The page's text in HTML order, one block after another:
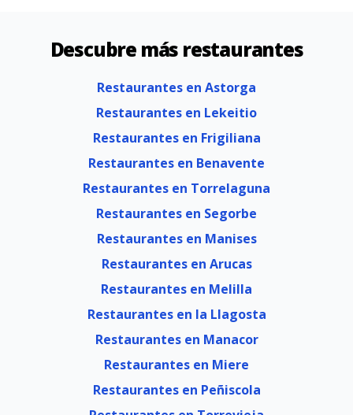
Descubre más restaurantes
Restaurantes en Astorga
Restaurantes en Lekeitio
Restaurantes en Frigiliana
Restaurantes en Benavente
Restaurantes en Torrelaguna
Restaurantes en Segorbe
Restaurantes en Manises
Restaurantes en Arucas
Restaurantes en Melilla
Restaurantes en la Llagosta
Restaurantes en Manacor
Restaurantes en Miere
Restaurantes en Peñiscola